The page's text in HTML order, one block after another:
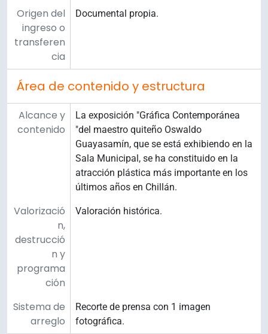
Origen del
ingreso o
transferen
cia
Documental propia.
Área de contenido y estructura
Alcance y
contenido
La exposición "Gráfica Contemporánea
"del maestro quiteño Oswaldo
Guayasamín, que se está exhibiendo en la
Sala Municipal, se ha constituido en la
atracción plástica más importante en los
últimos años en Chillán.
Valorizació
n,
destrucció
n y
programa
ción
Valoración histórica.
Sistema de
arreglo
Recorte de prensa con 1 imagen
fotográfica.